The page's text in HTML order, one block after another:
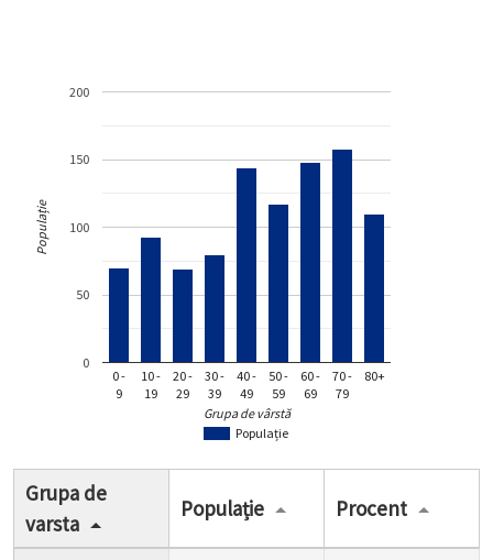
Populație
0 -
9
10 -
19
20 -
29
30 -
39
40 -
49
50 -
59
60 -
69
70 -
79
80+
0
50
100
150
200
Grupa de vârstă
Populație
Grupa de
varsta
Populație Procent